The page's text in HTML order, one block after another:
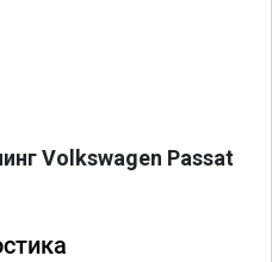
Volkswagen Passat